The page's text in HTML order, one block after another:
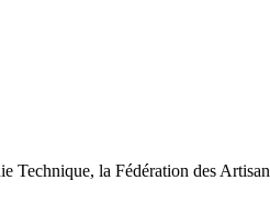
Technique, la Fédération des